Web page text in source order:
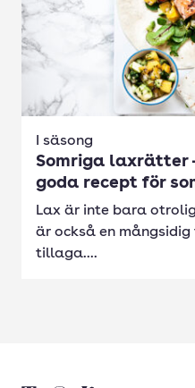
I säsong
Somriga laxrätter
goda recept för
Lax är inte bara
är också en
tillaga....